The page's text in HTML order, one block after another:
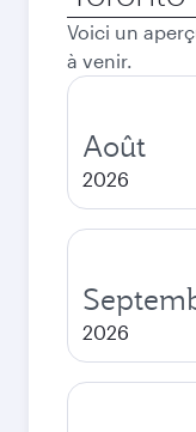
de
départ
Voici un
à venir.
Août
2026
2026